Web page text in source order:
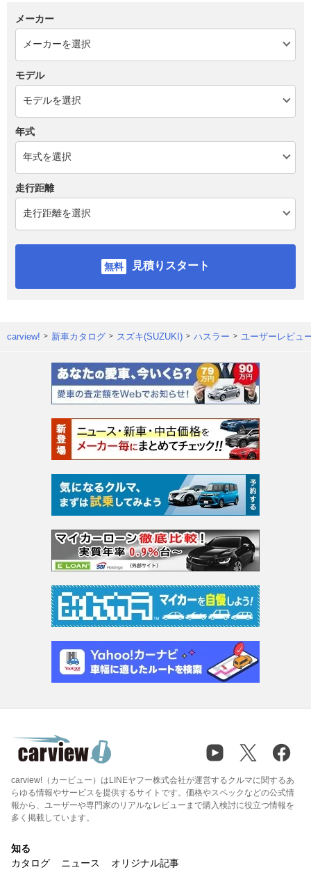
メーカー
モデル
年式
走行距離
見積りスタート
carview! 新車カタログ スズキ(SUZUKI) ハスラー ユーザーレビュ
carview!（カービュー）はLINEヤフー株式会社が運営するクルマに関するあ
らゆる情報やサービスを提供するサイトです。価格やスペックなどの公式情
報から、ユーザーや専門家のリアルなレビューまで購入検討に役立つ情報を
多く掲載しています。
知る
カタログ
ニュース オリジナル記事